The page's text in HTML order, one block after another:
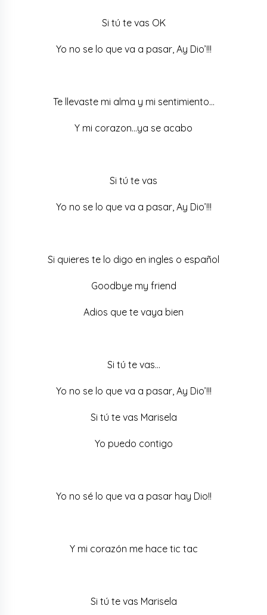
Si tú te vas OK
Yo no se lo que va a pasar, Ay Dio’!!!
Te llevaste mi alma y mi sentimiento…
Y mi corazon…ya se acabo
Si tú te vas
Yo no se lo que va a pasar, Ay Dio’!!!
Si quieres te lo digo en ingles o español
Goodbye my friend
Adios que te vaya bien
Si tú te vas…
Yo no se lo que va a pasar, Ay Dio’!!!
Si tú te vas Marisela
Yo puedo contigo
Yo no sé lo que va a pasar hay Dio!!
Y mi corazón me hace tic tac
Si tú te vas Marisela